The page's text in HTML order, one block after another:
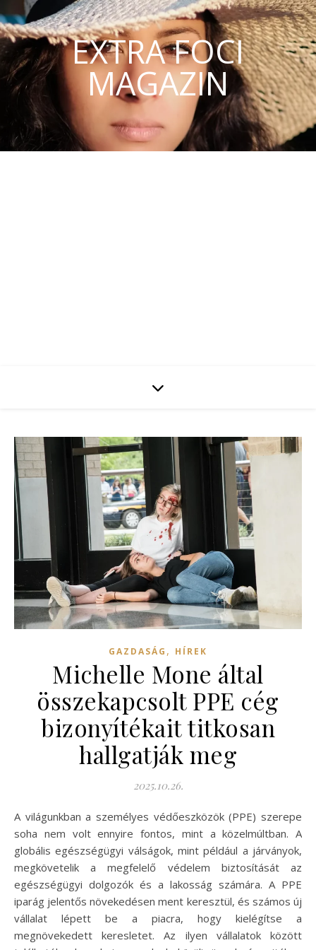
EXTRA FOCI
MAGAZIN
GAZDASÁG , HÍREK
Michelle Mone által
összekapcsolt PPE cég
bizonyítékait titkosan
hallgatják meg
2025.10.26.
A világunkban a személyes védőeszközök (PPE) szerepe
soha nem volt ennyire fontos, mint a közelmúltban. A
globális egészségügyi válságok, mint például a járványok,
megkövetelik a megfelelő védelem biztosítását az
egészségügyi dolgozók és a lakosság számára. A PPE
iparág jelentős növekedésen ment keresztül, és számos új
vállalat lépett be a piacra, hogy kielégítse a
megnövekedett keresletet. Az ilyen vállalatok között